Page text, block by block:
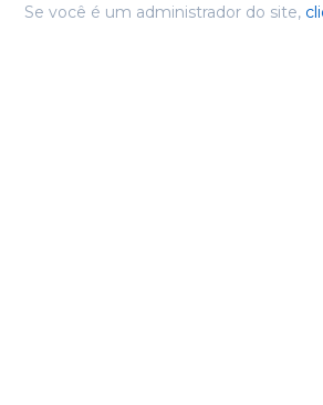
Se você é um administrador do site,